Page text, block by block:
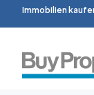
Immobilien